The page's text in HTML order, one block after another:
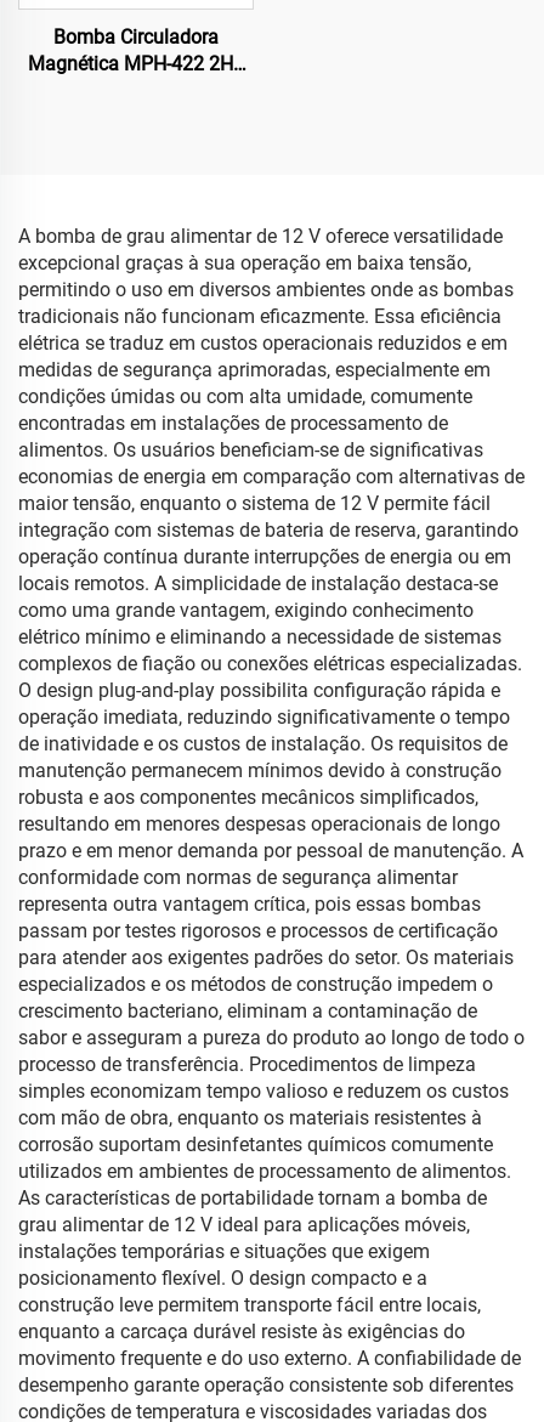
Bomba Circuladora
Magnética MPH-422 2HP
A bomba de grau alimentar de 12 V oferece versatilidade
excepcional graças à sua operação em baixa tensão,
permitindo o uso em diversos ambientes onde as bombas
tradicionais não funcionam eficazmente. Essa eficiência
elétrica se traduz em custos operacionais reduzidos e em
medidas de segurança aprimoradas, especialmente em
condições úmidas ou com alta umidade, comumente
encontradas em instalações de processamento de
alimentos. Os usuários beneficiam-se de significativas
economias de energia em comparação com alternativas de
maior tensão, enquanto o sistema de 12 V permite fácil
integração com sistemas de bateria de reserva, garantindo
operação contínua durante interrupções de energia ou em
locais remotos. A simplicidade de instalação destaca-se
como uma grande vantagem, exigindo conhecimento
elétrico mínimo e eliminando a necessidade de sistemas
complexos de fiação ou conexões elétricas especializadas.
O design plug-and-play possibilita configuração rápida e
operação imediata, reduzindo significativamente o tempo
de inatividade e os custos de instalação. Os requisitos de
manutenção permanecem mínimos devido à construção
robusta e aos componentes mecânicos simplificados,
resultando em menores despesas operacionais de longo
prazo e em menor demanda por pessoal de manutenção. A
conformidade com normas de segurança alimentar
representa outra vantagem crítica, pois essas bombas
passam por testes rigorosos e processos de certificação
para atender aos exigentes padrões do setor. Os materiais
especializados e os métodos de construção impedem o
crescimento bacteriano, eliminam a contaminação de
sabor e asseguram a pureza do produto ao longo de todo o
processo de transferência. Procedimentos de limpeza
simples economizam tempo valioso e reduzem os custos
com mão de obra, enquanto os materiais resistentes à
corrosão suportam desinfetantes químicos comumente
utilizados em ambientes de processamento de alimentos.
As características de portabilidade tornam a bomba de
grau alimentar de 12 V ideal para aplicações móveis,
instalações temporárias e situações que exigem
posicionamento flexível. O design compacto e a
construção leve permitem transporte fácil entre locais,
enquanto a carcaça durável resiste às exigências do
movimento frequente e do uso externo. A confiabilidade de
desempenho garante operação consistente sob diferentes
condições de temperatura e viscosidades variadas dos